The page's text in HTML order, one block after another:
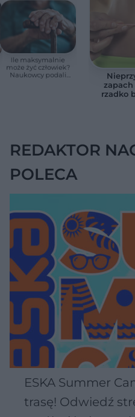
Ile maksymalnie
może żyć człowiek?
Naukowcy podali
zapach
rzadko
REDAKTOR
POLECA
ESKA Summer
trasę! Odwiedź